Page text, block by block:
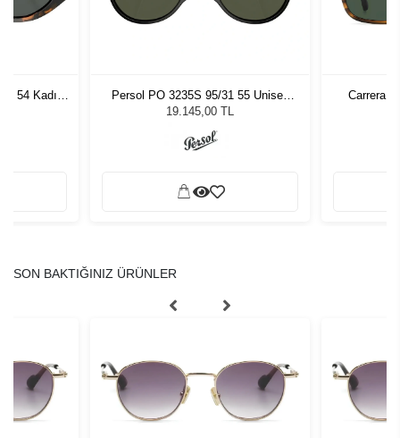
54 Kadın
Persol PO 3235S 95/31 55 Unisex
Güneş Gözlüğü
19.145,00 TL
Carrera
SON BAKTIĞINIZ ÜRÜNLER